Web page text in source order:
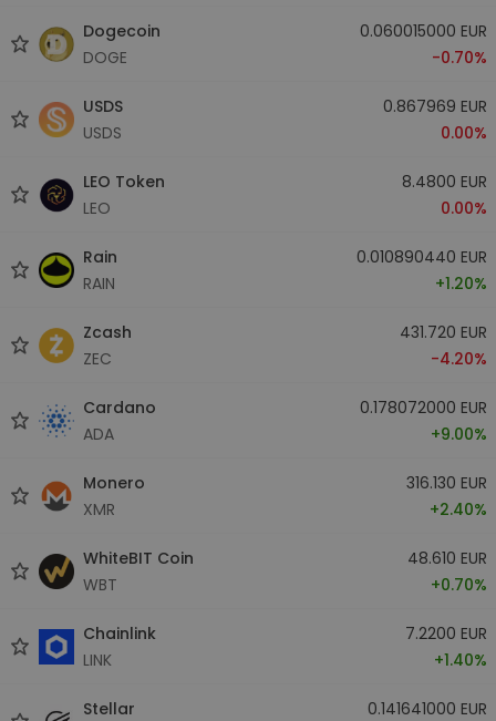
Dogecoin
DOGE
0.060015000 EUR
-0.70%
USDS
USDS
0.867969 EUR
0.00%
LEO Token
LEO
8.4800 EUR
0.00%
Rain
RAIN
0.010890440 EUR
+1.20%
Zcash
ZEC
431.720 EUR
-4.20%
Cardano
ADA
0.178072000 EUR
+9.00%
Monero
XMR
316.130 EUR
+2.40%
WhiteBIT Coin
WBT
48.610 EUR
+0.70%
Chainlink
LINK
7.2200 EUR
+1.40%
Stellar
0.141641000 EUR